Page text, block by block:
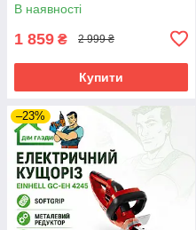
В наявності
1 859 ₴ 2 999 ₴
Купити
–23%